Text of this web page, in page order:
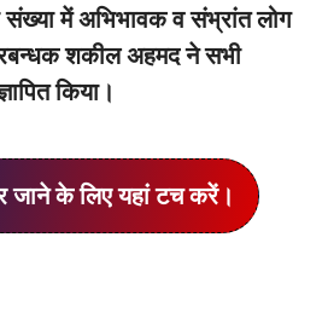
संख्या में अभिभावक व संभ्रांत लोग
शकील अहमद ने सभी
किया।
जाने के लिए यहां टच करें।